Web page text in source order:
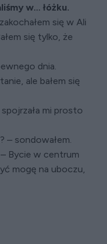
w... łóżku.
się w Ali
się tylko, że
dnia.
ale bałem się
mi prosto
– sondowałem.
Bycie w centrum
mogę na uboczu,